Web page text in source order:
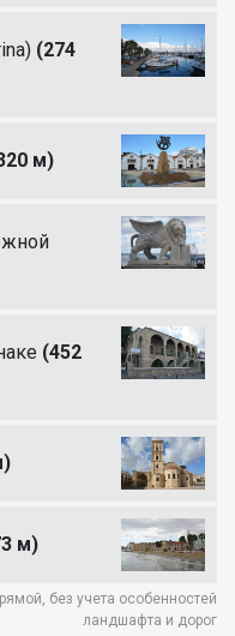
(274
м)
(452
м)
без учета особенностей
ландшафта и дорог